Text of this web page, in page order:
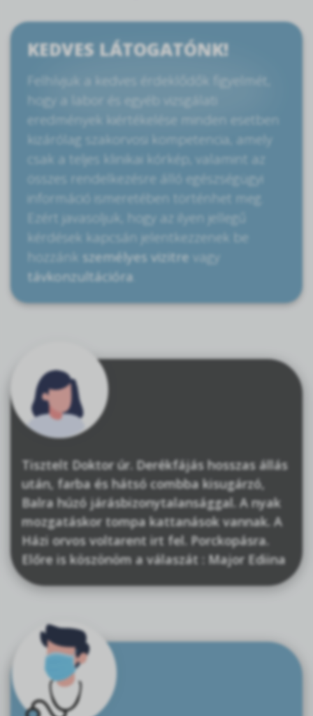
KEDVES LÁTOGATÓNK!
Felhívjuk a kedves érdeklődők figyelmét,
hogy a labor és egyéb vizsgálati
eredmények kiértékelése minden esetben
kizárólag szakorvosi kompetencia, amely
csak a teljes klinikai kórkép, valamint az
összes rendelkezésre álló egészségügyi
információ ismeretében történhet meg.
Ezért javasoljuk, hogy az ilyen jellegű
kérdések kapcsán jelentkezzenek be
hozzánk személyes vizitre vagy
távkonzultációra
Tisztelt Doktor úr. Derékfájás hosszas állás
után, farba és hátsó combba kisugárzó,
Balra húzó járásbizonytalansággal. A nyak
mozgatáskor tompa kattanások vannak. A
Házi orvos voltarent irt fel. Porckopásra.
Előre is köszönöm a válaszát : Major Ediina